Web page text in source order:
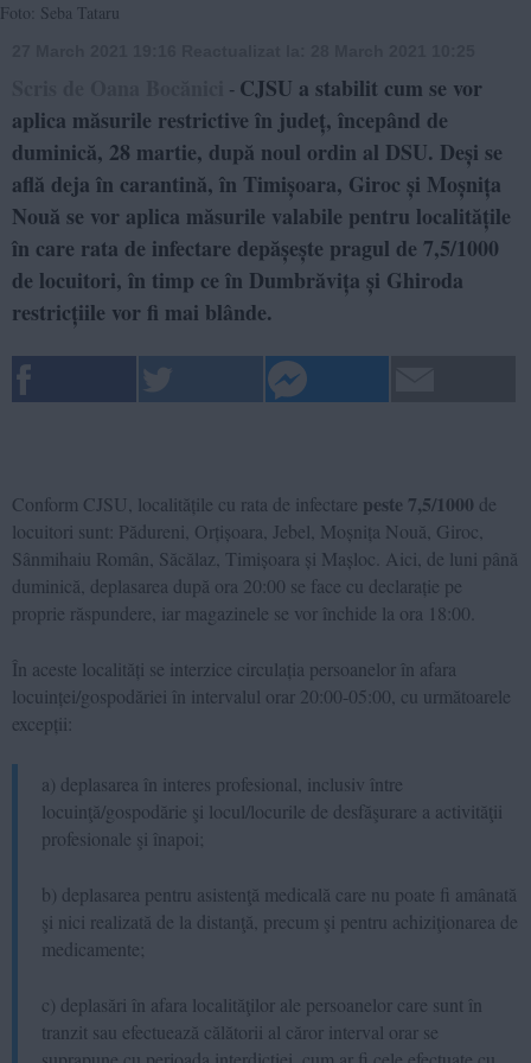
Foto: Seba Tataru
- CJSU a stabilit cum se vor
aplica măsurile restrictive în județ, începând de
duminică, 28 martie, după noul ordin al DSU. Deși se
află deja în carantină, în Timișoara, Giroc și Moșnița
Nouă se vor aplica măsurile valabile pentru localitățile
în care rata de infectare depășește pragul de 7,5/1000
de locuitori, în timp ce în Dumbrăvița și Ghiroda
restricțiile vor fi mai blânde.
Conform CJSU, localitățile cu rata de infectare peste 7,5/1000 de
locuitori sunt: Pădureni, Orțișoara, Jebel, Moșnița Nouă, Giroc,
Sânmihaiu Român, Săcălaz, Timișoara și Mașloc. Aici, de luni până
duminică, deplasarea după ora 20:00 se face cu declarație pe
proprie răspundere, iar magazinele se vor închide la ora 18:00.
În aceste localități se interzice circulația persoanelor în afara
locuinței/gospodăriei în intervalul orar 20:00-05:00, cu următoarele
excepții:
a) deplasarea în interes profesional, inclusiv între
locuinţă/gospodărie şi locul/locurile de desfăşurare a activităţii
profesionale şi înapoi;
b) deplasarea pentru asistenţă medicală care nu poate fi amânată
şi nici realizată de la distanţă, precum şi pentru achiziţionarea de
medicamente;
c) deplasări în afara localităţilor ale persoanelor care sunt în
tranzit sau efectuează călătorii al căror interval orar se